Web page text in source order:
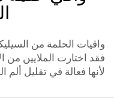
واقيات الحلمة من
فقد اختارت الملايين من
لأنها فعالة في تقليل ألم